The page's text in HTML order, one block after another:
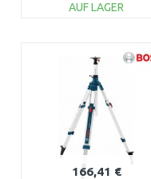
AUF LAGER
Vergleichen
166,41 €